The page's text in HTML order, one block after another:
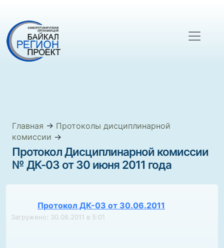
Главная → Протоколы дисциплинарной
комиссии →
Протокол Дисциплинарной комиссии
№ ДК-03 от 30 июня 2011 года
Протокол ДК-03 от 30.06.2011
Загружено: 30.06.2011 в 5:01